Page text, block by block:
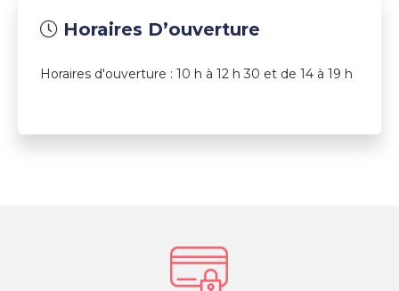
Horaires D’ouverture
Horaires d'ouverture : 10 h à 12 h 30 et de 14 à 19 h